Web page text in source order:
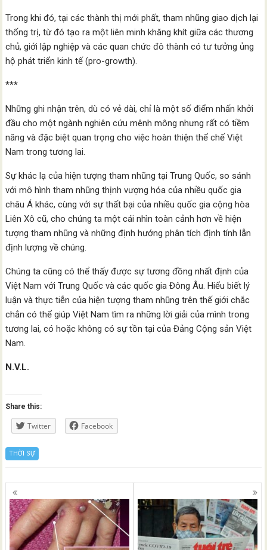
Trong khi đó, tại các thành thị mới phất, tham nhũng giao dịch lại
thống trị, từ đó tạo ra một liên minh khăng khít giữa các thương
chủ, giới lập nghiệp và các quan chức đô thành có tư tưởng ủng
hộ phát triển kinh tế (pro-growth).
***
Những ghi nhận trên, dù có vẻ dài, chỉ là một số điểm nhấn khởi
đầu cho một ngành nghiên cứu mênh mông nhưng rất có tiềm
năng và đặc biệt quan trọng cho việc hoàn thiện thể chế Việt
Nam trong tương lai.
Sự khác lạ của hiện tượng tham nhũng tại Trung Quốc, so sánh
với mô hình tham nhũng thịnh vượng hóa của nhiều quốc gia
châu Á khác, cùng với sự thất bại của nhiều quốc gia cộng hòa
Liên Xô cũ, cho chúng ta một cái nhìn toàn cảnh hơn về hiện
tượng tham nhũng và những định hướng phân tích định tính lẫn
định lượng về chúng.
Chúng ta cũng có thể thấy được sự tương đồng nhất định của
Việt Nam với Trung Quốc và các quốc gia Đông Âu. Hiểu biết lý
luận và thực tiễn của hiện tượng tham nhũng trên thế giới chắc
chắn có thể giúp Việt Nam tìm ra những lời giải của mình trong
tương lai, có hoặc không có sự tồn tại của Đảng Cộng sản Việt
Nam.
N.V.L.
Share this:
Twitter Facebook
THỜI SỰ
Posts
navigation